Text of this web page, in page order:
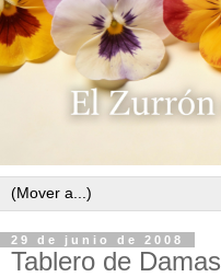
29 de junio de 2008
Tablero de Damas